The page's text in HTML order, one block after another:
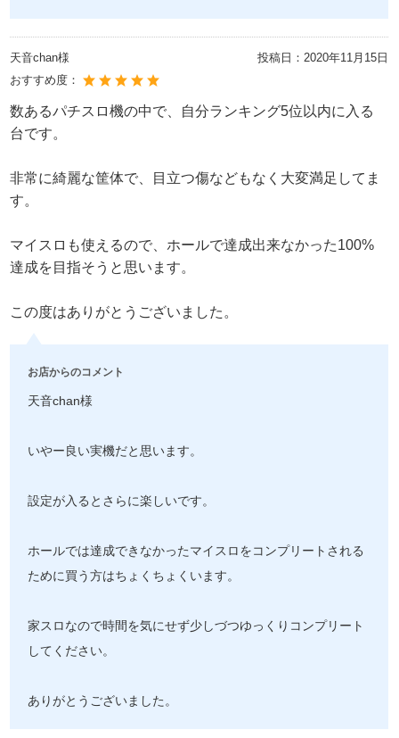
天音chan様 投稿日：2020年11月15日
おすすめ度：
数あるパチスロ機の中で、自分ランキング5位以内に入る
台です。
非常に綺麗な筐体で、目立つ傷などもなく大変満足してま
す。
マイスロも使えるので、ホールで達成出来なかった100%
達成を目指そうと思います。
この度はありがとうございました。
お店からのコメント
天音chan様
いやー良い実機だと思います。
設定が入るとさらに楽しいです。
ホールでは達成できなかったマイスロをコンプリートされる
ために買う方はちょくちょくいます。
家スロなので時間を気にせず少しづつゆっくりコンプリート
してください。
ありがとうございました。